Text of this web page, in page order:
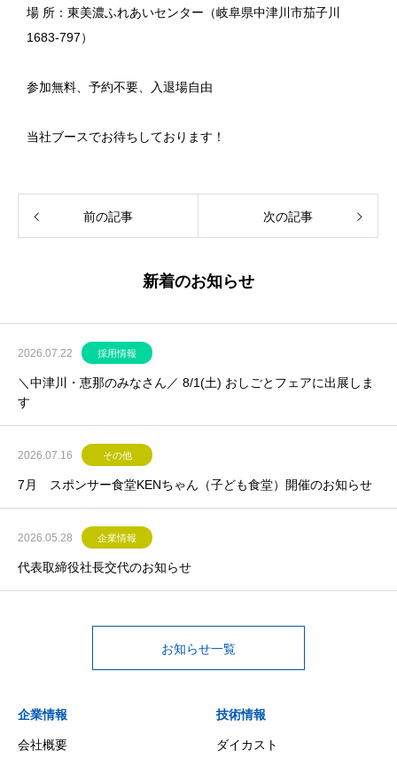
場 所：東美濃ふれあいセンター（岐阜県中津川市茄子川
1683-797）
参加無料、予約不要、入退場自由
当社ブースでお待ちしております！
前の記事 次の記事
新着のお知らせ
2026.07.22 採用情報
＼中津川・恵那のみなさん／ 8/1(土) おしごとフェアに出展しま
す
2026.07.16 その他
7月 スポンサー食堂KENちゃん（子ども食堂）開催のお知らせ
2026.05.28 企業情報
代表取締役社長交代のお知らせ
お知らせ一覧
企業情報
会社概要
技術情報
ダイカスト